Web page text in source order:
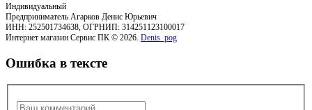
Индивидуальный
Предприниматель Агарков Денис Юрьевич
ИНН: 252501734638, ОГРНИП: 314251123100017
Интернет магазин Сервис ПК © 2026. Denis_pog
Ошибка в тексте